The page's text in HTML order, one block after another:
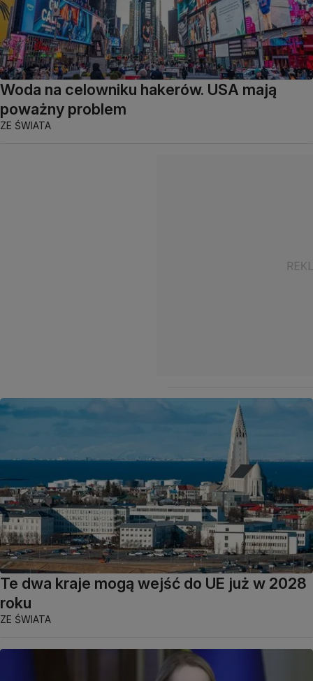
Woda na celowniku hakerów. USA mają
poważny problem
ZE ŚWIATA
Te dwa kraje mogą wejść do UE już w 2028
roku
ZE ŚWIATA